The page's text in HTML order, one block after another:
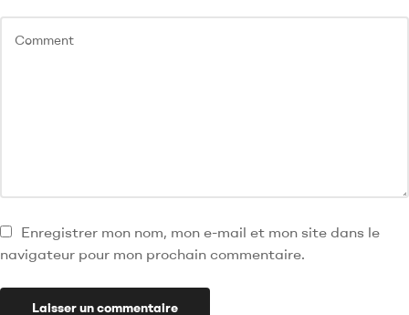
Enregistrer mon nom, mon e-mail et mon site dans le
navigateur pour mon prochain commentaire.